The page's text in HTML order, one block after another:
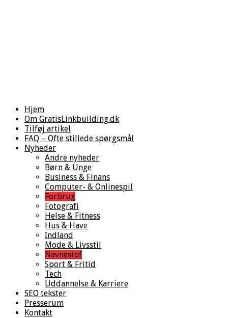
Hjem
Om GratisLinkbuilding.dk
Tilføj artikel
FAQ – Ofte stillede spørgsmål
Nyheder
Andre nyheder
Børn & Unge
Business & Finans
Computer- & Onlinespil
Forbrug
Fotografi
Helse & Fitness
Hus & Have
Indland
Mode & Livsstil
Navnestof
Sport & Fritid
Tech
Uddannelse & Karriere
SEO tekster
Presserum
Kontakt